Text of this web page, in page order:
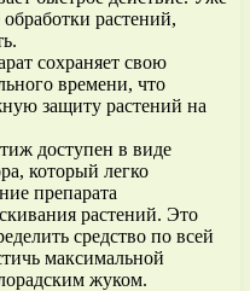
обработки растений,
сохраняет свою
времени, что
защиту растений на
доступен в виде
который легко
препарата
растений. Это
средство по всей
максимальной
жуком.